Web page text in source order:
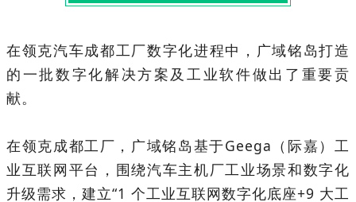
在领克汽车成都工厂数字化进程中，广域铭岛打造
的一批数字化解决方案及工业软件做出了重要贡
献。
在领克成都工厂，广域铭岛基于Geega（际嘉）工
业互联网平台，围绕汽车主机厂工业场景和数字化
升级需求，建立“1 个工业互联网数字化底座+9 大工